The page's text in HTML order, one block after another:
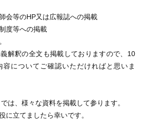
会等のHP又は広報誌への掲載
度等への掲載
解釈の全文も掲載しておりますので、10
容についてご確認いただければと思いま
は、様々な資料を掲載して参ります。
に立てましたら幸いです。